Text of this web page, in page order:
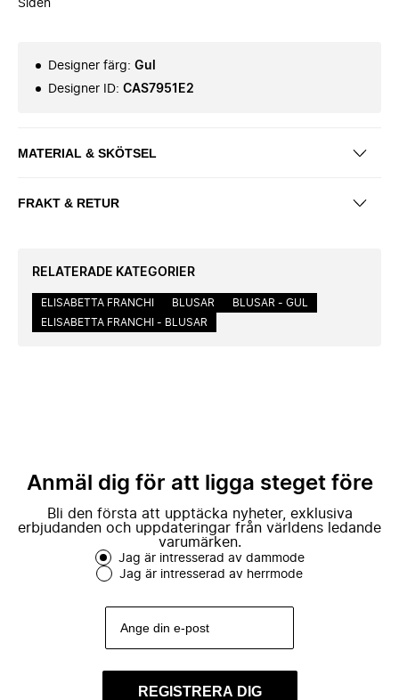
Siden
Designer färg: Gul
Designer ID: CAS7951E2
MATERIAL & SKÖTSEL
FRAKT & RETUR
RELATERADE KATEGORIER
ELISABETTA FRANCHI BLUSAR
BLUSAR - GUL
ELISABETTA FRANCHI - BLUSAR
Anmäl dig för att ligga steget före
Bli den första att upptäcka nyheter, exklusiva
erbjudanden och uppdateringar från världens ledande
varumärken.
Jag är intresserad av dammode
Jag är intresserad av herrmode
REGISTRERA DIG